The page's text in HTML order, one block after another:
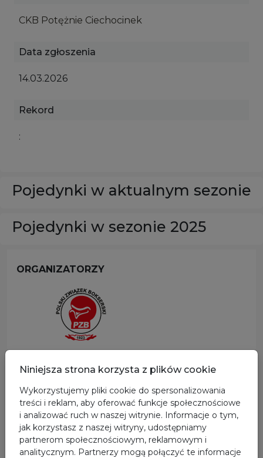
CKB Potężnie Ciechocinek
Data zgłoszenia
14.03.2026
Rekord
:
Pojedynki w aktualnym sezonie
Pojedynki w sezonie 2025
ORGANIZATORZY
SPONSOR GŁÓWNY
Niniejsza strona korzysta z plików cookie
Wykorzystujemy pliki cookie do spersonalizowania
treści i reklam, aby oferować funkcje społecznościowe
i analizować ruch w naszej witrynie. Informacje o tym,
jak korzystasz z naszej witryny, udostępniamy
partnerom społecznościowym, reklamowym i
analitycznym. Partnerzy mogą połączyć te informacje